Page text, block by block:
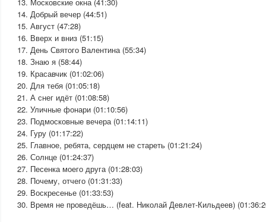
14. Добрый вечер (44:51)
15. Август (47:28)
16. Вверх и вниз (51:15)
17. День Святого Валентина (55:34)
18. Знаю я (58:44)
19. Красавчик (01:02:06)
20. Для тебя (01:05:18)
21. А снег идёт (01:08:58)
22. Уличные фонари (01:10:56)
23. Подмосковные вечера (01:14:11)
24. Гуру (01:17:22)
25. Главное, ребята, сердцем не стареть (01:21:24)
26. Солнце (01:24:37)
27. Песенка моего друга (01:28:03)
28. Почему, отчего (01:31:33)
29. Воскресенье (01:33:53)
30. Время не проведёшь… (feat. Николай Девлет-Кильдеев)